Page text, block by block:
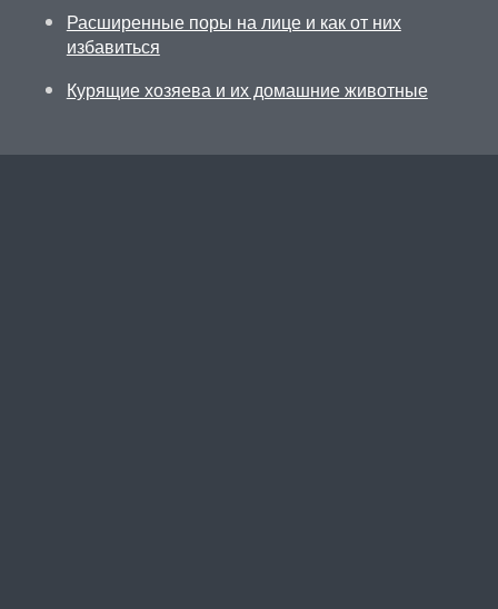
Расширенные поры на лице и как от них
избавиться
Курящие хозяева и их домашние животные